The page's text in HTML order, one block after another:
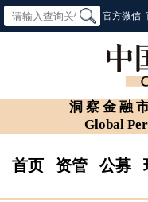
官方微信
洞察金融
Global
首页 资管 公募